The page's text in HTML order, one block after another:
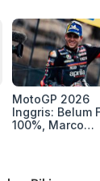
MotoGP 2026
Inggris: Belum
100%, Marco